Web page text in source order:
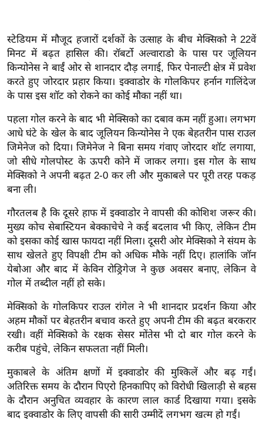
पे
प
र
मि
ल
बे
मि
सा
ल
श
ख्सि
य
त
यं
इं
डि
या
हि
त्य
ज
ग
स्टेडियम में मौजूद हजारों दर्शकों के उत्साह के बीच मेक्सिको ने 22वें
मिनट में बढ़त हासिल की। रॉबर्टो अल्वाराडो के पास पर जूलियन
किन्योनेस ने बाईं ओर से शानदार दौड़ लगाई, फिर पेनाल्टी क्षेत्र में प्रवेश
करते हुए जोरदार प्रहार किया। इक्वाडोर के गोलकिपर हर्नान गालिंदेज
के पास इस शॉट को रोकने का कोई मौका नहीं था।
पहला गोल करने के बाद भी मेक्सिको का दबाव कम नहीं हुआ। लगभग
आधे घंटे के खेल के बाद जूलियन किन्योनेस ने एक बेहतरीन पास राउल
जिमेनेज को दिया। जिमेनेज ने बिना समय गंवाए जोरदार शॉट लगाया,
जो सीधे गोलपोस्ट के ऊपरी कोने में जाकर लगा। इस गोल के साथ
मेक्सिको ने अपनी बढ़त 2-0 कर ली और मुकाबले पर पूरी तरह पकड़
बना ली।
गौरतलब है कि दूसरे हाफ में इक्वाडोर ने वापसी की कोशिश जरूर की।
मुख्य कोच सेबास्टियन बेक्काचेचे ने कई बदलाव भी किए, लेकिन टीम
को इसका कोई खास फायदा नहीं मिला। दूसरी ओर मेक्सिको ने संयम के
साथ खेलते हुए विपक्षी टीम को अधिक मौके नहीं दिए। हालांकि जॉन
येबोआ और बाद में केविन रोड्रिगेज ने कुछ अवसर बनाए, लेकिन वे
गोल में तब्दील नहीं हो सके।
मेक्सिको के गोलकिपर राउल रांगेल ने भी शानदार प्रदर्शन किया और
अहम मौकों पर बेहतरीन बचाव करते हुए अपनी टीम की बढ़त बरकरार
रखी। वहीं मेक्सिको के रक्षक सेसर मोंतेस भी दो बार गोल करने के
करीब पहुंचे, लेकिन सफलता नहीं मिली।
मुकाबले के अंतिम क्षणों में इक्वाडोर की मुश्किलें और बढ़ गईं।
अतिरिक्त समय के दौरान पिएरो हिनकापिए को विरोधी खिलाड़ी से बहस
के दौरान अनुचित व्यवहार के कारण लाल कार्ड दिखाया गया। इसके
बाद इक्वाडोर के लिए वापसी की सारी उम्मीदें लगभग खत्म हो गईं।